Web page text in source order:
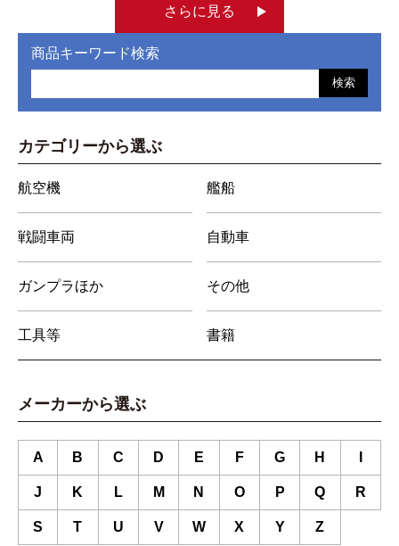
さらに見る
商品キーワード検索
検索
カテゴリーから選ぶ
航空機 艦船
戦闘車両 自動車
ガンプラほか その他
工具等 書籍
メーカーから選ぶ
A B C D E F G H
J K L M N O P Q R
S T U V W X Y Z